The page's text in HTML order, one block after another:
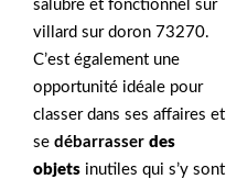
salubre et fonctionnel sur
villard sur doron 73270.
C’est également une
opportunité idéale pour
classer dans ses affaires et
se débarrasser des
objets inutiles qui s’y sont